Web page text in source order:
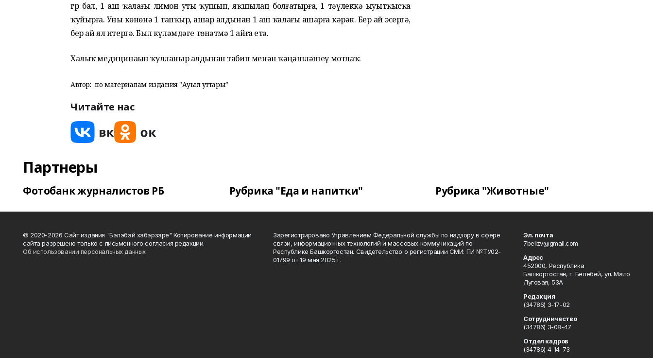
гр бал, 1 аш ҡалағы лимон һуты ҡушып, яҡшылап болғатырға, 1 тәүлеккә һыуытҡысҡа
ҡуйырға. Уны көнөнә 1 тапҡыр, ашар алдынан 1 аш ҡалағы ашарға кәрәк. Бер ай эсергә,
бер ай ял итергә. Был күләмдәге төнәтмә 1 айға етә.
Халыҡ медицинаһын ҡулланыр алдынан табип менән ҡәңәшләшеү мотлаҡ.
Автор: по материалам издания "Ауыл уттары"
Читайте нас
Партнеры
Фотобанк журналистов РБ Рубрика "Еда и напитки" Рубрика "Животные"
© 2020-2026 Сайт издания "Бэлэбэй хэбэрзэре" Копирование информации
сайта разрешено только с письменного согласия редакции.
Об использовании персональных данных
Зарегистрировано Управлением Федеральной службы по надзору в сфере
связи, информационных технологий и массовых коммуникаций по
Республике Башкортостан. Свидетельство о регистрации СМИ: ПИ №ТУ02-
01799 от 19 мая 2025 г.
Эл. почта
7belizv@gmail.com
Адрес
452000, Республика
Башкортостан, г. Белебей, ул. Мало
Луговая, 53А
Редакция
(34786) 3-17-02
Сотрудничество
(34786) 3-08-47
Отдел кадров
(34786) 4-14-73